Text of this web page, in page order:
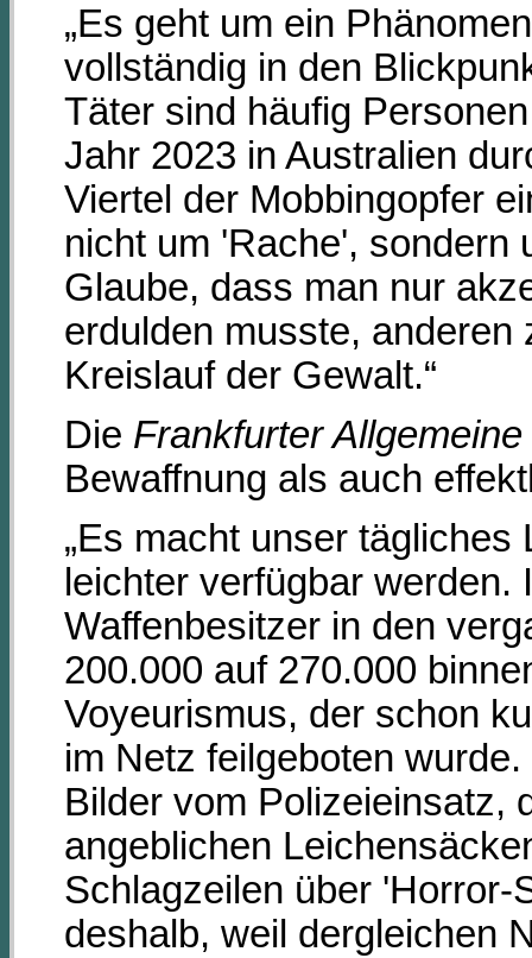
„Es geht um ein
vollständig in den
Täter sind häufig
Jahr 2023 in Australien
Viertel der Mobbingopfer
nicht um 'Rache', sondern
Glaube, dass man nur
erdulden musste,
Kreislauf der Gewalt.“
Die Frankfurter
Bewaffnung als auch
„Es macht unser
leichter verfügbar
Waffenbesitzer in den
200.000 auf 270.000
Voyeurismus, der schon
im Netz feilgeboten
Bilder vom Polizeieinsatz,
angeblichen
Schlagzeilen über 'Horror-
deshalb, weil dergleichen